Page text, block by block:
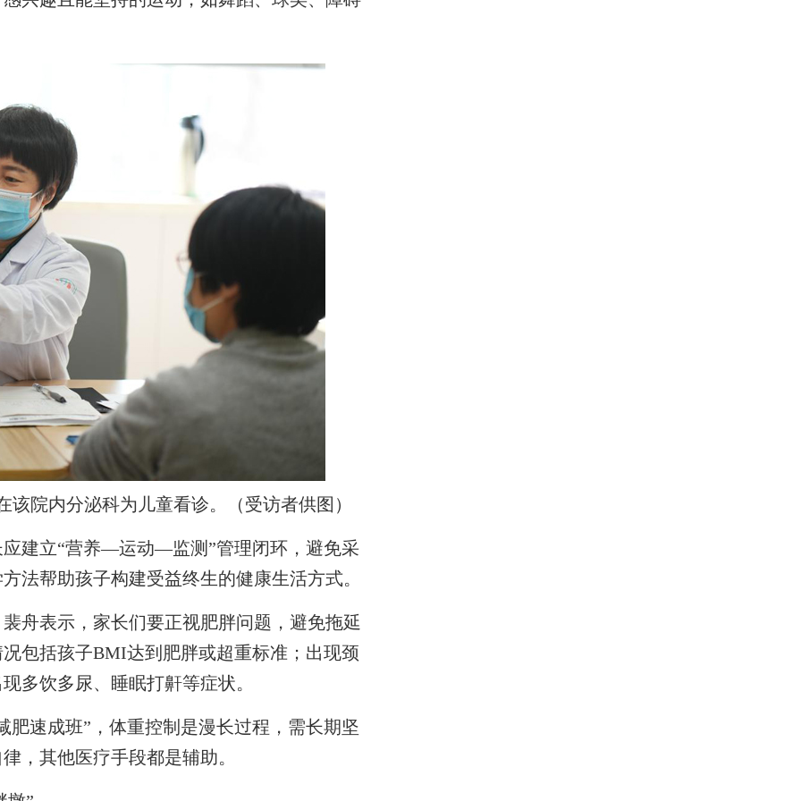
院内分泌科为儿童看诊。（受访者供图）
立“营养—运动—监测”管理闭环，避免采
法帮助孩子构建受益终生的健康生活方式。
表示，家长们要正视肥胖问题，避免拖延
包括孩子BMI达到肥胖或超重标准；出现颈
多饮多尿、睡眠打鼾等症状。
成班”，体重控制是漫长过程，需长期坚
，其他医疗手段都是辅助。